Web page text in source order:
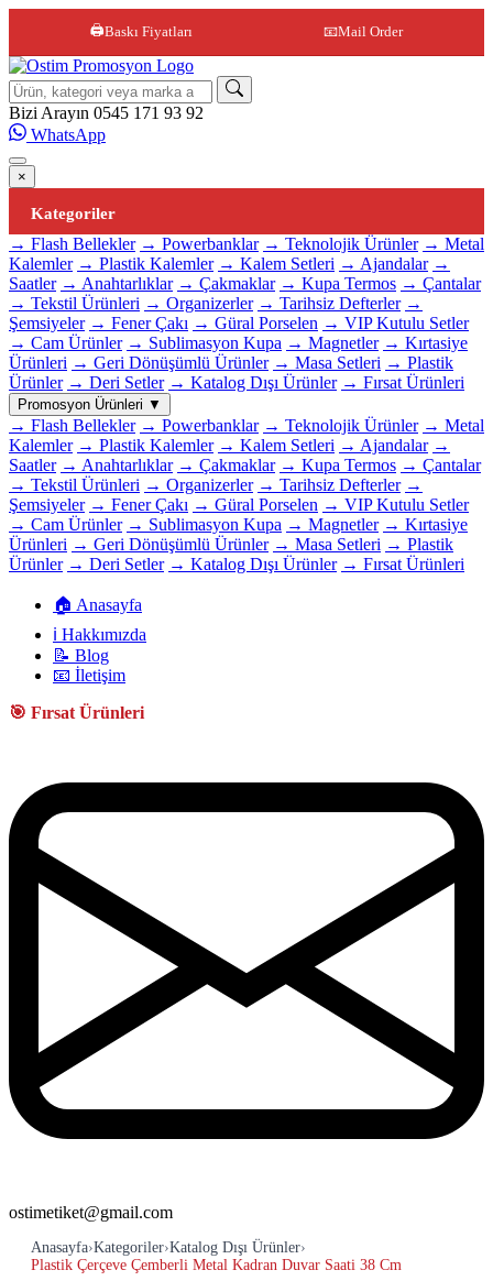
🖨️Baskı Fiyatları 📧Mail Order
Site içi arama
Bizi Arayın 0545 171 93 92
WhatsApp
×
Kategoriler
→ Flash Bellekler → Powerbanklar → Teknolojik Ürünler → Metal
Kalemler → Plastik Kalemler → Kalem Setleri → Ajandalar →
Saatler → Anahtarlıklar → Çakmaklar → Kupa Termos → Çantalar
→ Tekstil Ürünleri → Organizerler → Tarihsiz Defterler →
Şemsiyeler → Fener Çakı → Güral Porselen → VIP Kutulu Setler
→ Cam Ürünler → Sublimasyon Kupa → Magnetler → Kırtasiye
Ürünleri → Geri Dönüşümlü Ürünler → Masa Setleri → Plastik
Ürünler → Deri Setler → Katalog Dışı Ürünler → Fırsat Ürünleri
Promosyon Ürünleri ▼
→ Flash Bellekler → Powerbanklar → Teknolojik Ürünler → Metal
Kalemler → Plastik Kalemler → Kalem Setleri → Ajandalar →
Saatler → Anahtarlıklar → Çakmaklar → Kupa Termos → Çantalar
→ Tekstil Ürünleri → Organizerler → Tarihsiz Defterler →
Şemsiyeler → Fener Çakı → Güral Porselen → VIP Kutulu Setler
→ Cam Ürünler → Sublimasyon Kupa → Magnetler → Kırtasiye
Ürünleri → Geri Dönüşümlü Ürünler → Masa Setleri → Plastik
Ürünler → Deri Setler → Katalog Dışı Ürünler → Fırsat Ürünleri
🏠 Anasayfa
ℹ️ Hakkımızda
📝 Blog
📧 İletişim
🎯 Fırsat Ürünleri
ostimetiket@gmail.com
Anasayfa›Kategoriler›Katalog Dışı Ürünler›
Plastik Çerçeve Çemberli Metal Kadran Duvar Saati 38 Cm